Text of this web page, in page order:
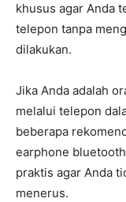
khusus agar Anda
telepon tanpa
dilakukan.
Jika Anda adalah
melalui telepon
beberapa
earphone
praktis agar Anda
menerus.